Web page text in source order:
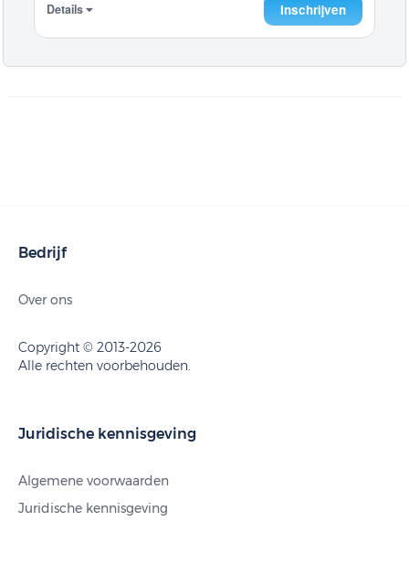
Details Inschrijven
Bedrijf
Over ons
Copyright © 2013-2026
Alle rechten voorbehouden.
Juridische kennisgeving
Algemene voorwaarden
Juridische kennisgeving